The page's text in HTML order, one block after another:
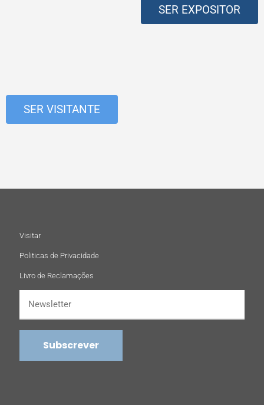
SER EXPOSITOR
SER VISITANTE
Visitar
Politicas de Privacidade
Livro de Reclamações